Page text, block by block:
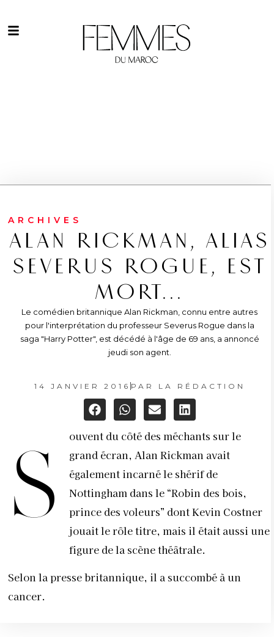
ARCHIVES
ALAN RICKMAN, ALIAS
SEVERUS ROGUE, EST
MORT…
Le comédien britannique Alan Rickman, connu entre autres
pour l'interprétation du professeur Severus Rogue dans la
saga "Harry Potter", est décédé à l'âge de 69 ans, a annoncé
jeudi son agent.
14 JANVIER 2016 PAR LA RÉDACTION
S
ouvent du côté des méchants sur le
grand écran, Alan Rickman avait
également incarné le shérif de
Nottingham dans le “Robin des bois,
prince des voleurs” dont Kevin Costner
jouait le rôle titre, mais il était aussi une
figure de la scène théâtrale.
Selon la presse britannique, il a succombé à un
cancer.